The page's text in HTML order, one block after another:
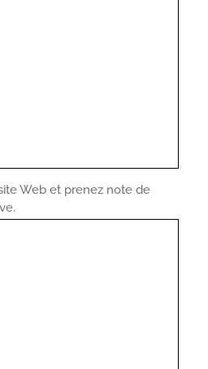
Web et prenez note de